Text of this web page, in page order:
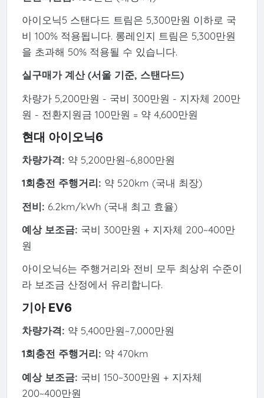
아이오닉5 스탠다드 트림은 5,300만원 이하로 국
비 100% 적용됩니다. 롱레인지 트림은 5,300만원
을 초과해 50% 적용될 수 있습니다.
실구매가 계산 (서울 기준, 스탠다드)
차량가 5,200만원 - 국비 300만원 - 지자체 200만
원 - 전환지원금 100만원 = 약 4,600만원
현대 아이오닉6
차량가격: 약 5,200만원~6,800만원
1회충전 주행거리: 약 520km (국내 최장)
전비: 6.2km/kWh (국내 최고 효율)
예상 보조금: 국비 300만원 + 지자체 200~400만
원
아이오닉6는 주행거리와 전비 모두 최상위 수준이
라 보조금 산정에서 유리합니다.
기아 EV6
차량가격: 약 5,400만원~7,000만원
1회충전 주행거리: 약 470km
예상 보조금: 국비 150~300만원 + 지자체
200~400만원